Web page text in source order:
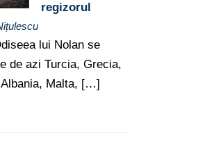
regizorul
lui Nolan se
de azi Turcia, Grecia,
Albania, Malta, […]